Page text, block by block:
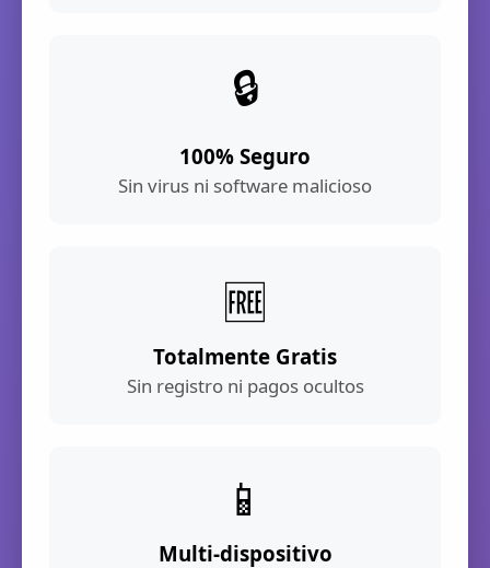
🔒
100% Seguro
Sin virus ni software malicioso
🆓
Totalmente Gratis
Sin registro ni pagos ocultos
📱
Multi-dispositivo